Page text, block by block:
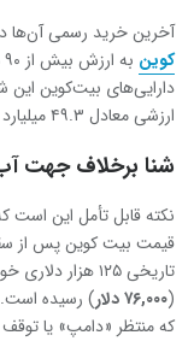
آخرین خرید رسمی آن‌ها در تاریخ ۹ فوریه
‌کوین
دارایی‌های بیت‌کوین این
ارزشی معادل ۴۹.۳ میلیارد دلار دارد.
شنا برخلاف جهت
نکته قابل تأمل این است
تاریخی ۱۲۵
(۷۶,۰۰۰ دلار
) رسیده است.
که منتظر «دامپ» یا